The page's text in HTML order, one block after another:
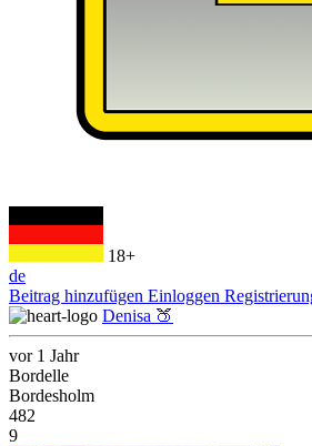
18+
de
Beitrag hinzufügen Einloggen
Denisa 🍑
vor 1 Jahr
Bordelle
Bordesholm
482
9